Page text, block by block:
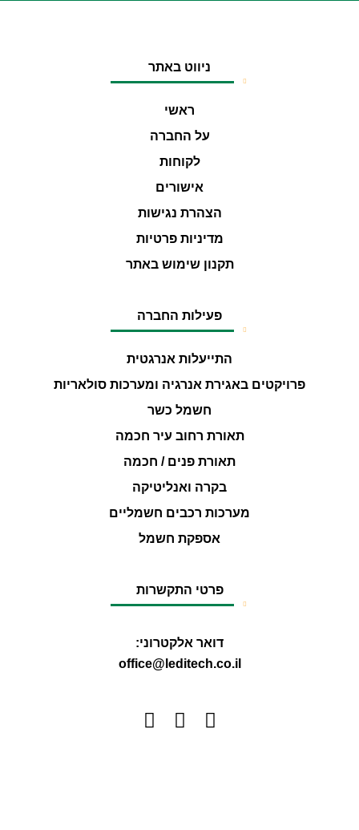
ניווט באתר
ראשי
על החברה
לקוחות
אישורים
הצהרת נגישות
מדיניות פרטיות
תקנון שימוש באתר
פעילות החברה
התייעלות אנרגטית
פרויקטים באגירת אנרגיה ומערכות סולאריות
חשמל כשר
תאורת רחוב עיר חכמה
תאורת פנים / חכמה
בקרה ואנליטיקה
מערכות רכבים חשמליים
אספקת חשמל
פרטי התקשרות
דואר אלקטרוני:
office@leditech.co.il